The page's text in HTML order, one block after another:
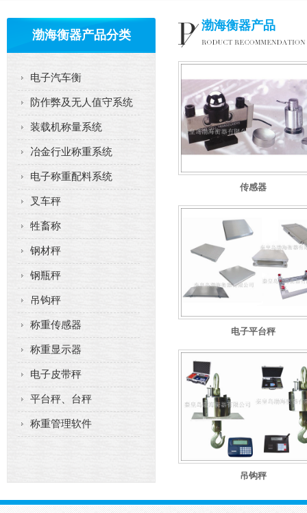
渤海衡器产品分类
电子汽车衡
防作弊及无人值守系统
装载机称量系统
冶金行业称重系统
电子称重配料系统
叉车秤
牲畜称
钢材秤
钢瓶秤
吊钩秤
称重传感器
称重显示器
电子皮带秤
平台秤、台秤
称重管理软件
渤海衡器产品
传感器
电子平台秤
吊钩秤